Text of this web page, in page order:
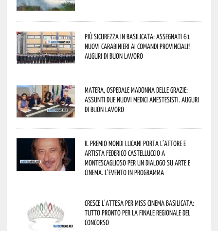
Più sicurezza in Basilicata: assegnati 61
nuovi Carabinieri ai Comandi provinciali!
Auguri di buon lavoro
Matera, Ospedale Madonna delle Grazie:
assunti due nuovi medici anestesisti. Auguri
di buon lavoro
Il Premio Mondi Lucani porta l’attore e
artista Federico Castelluccio a
Montescaglioso per un dialogo su arte e
cinema. L’evento in programma
Cresce l’attesa per Miss Cinema Basilicata:
tutto pronto per la finale regionale del
concorso